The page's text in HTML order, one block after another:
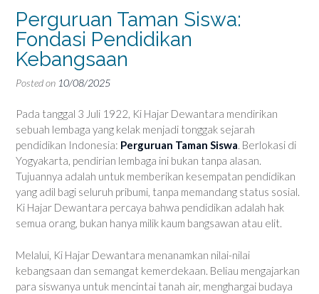
Perguruan Taman Siswa:
Fondasi Pendidikan
Kebangsaan
Posted on 10/08/2025
Pada tanggal 3 Juli 1922, Ki Hajar Dewantara mendirikan
sebuah lembaga yang kelak menjadi tonggak sejarah
pendidikan Indonesia: Perguruan Taman Siswa. Berlokasi di
Yogyakarta, pendirian lembaga ini bukan tanpa alasan.
Tujuannya adalah untuk memberikan kesempatan pendidikan
yang adil bagi seluruh pribumi, tanpa memandang status sosial.
Ki Hajar Dewantara percaya bahwa pendidikan adalah hak
semua orang, bukan hanya milik kaum bangsawan atau elit.
Melalui, Ki Hajar Dewantara menanamkan nilai-nilai
kebangsaan dan semangat kemerdekaan. Beliau mengajarkan
para siswanya untuk mencintai tanah air, menghargai budaya